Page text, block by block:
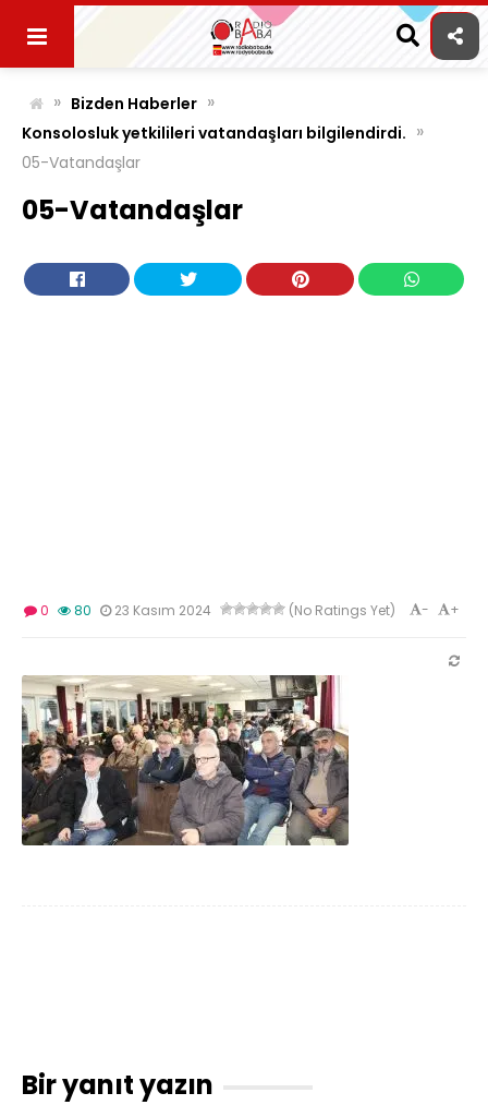
content
» Bizden Haberler »
Konsolosluk yetkilileri vatandaşları bilgilendirdi. »
05-Vatandaşlar
05-Vatandaşlar
0 80 23 Kasım 2024 (No Ratings Yet) +
-
Bir yanıt yazın